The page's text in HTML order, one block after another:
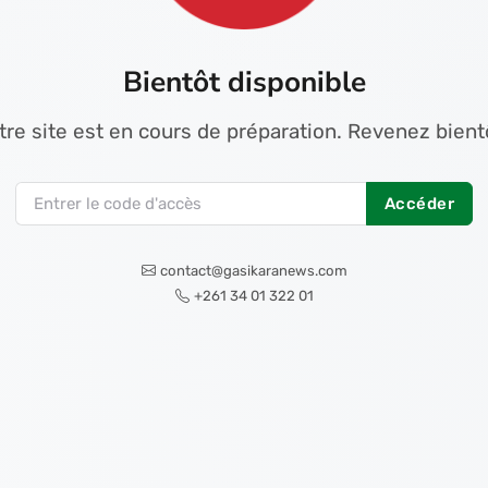
Bientôt disponible
site est en cours de préparation. Revenez
Accéder
contact@gasikaranews.com
+261 34 01 322 01